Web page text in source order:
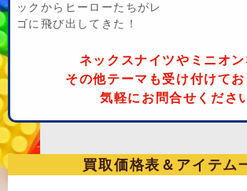
ックからヒーローたちがレ
ゴに飛び出してきた！
ネックスナイツやミニオ
その他テーマも受け付けて
気軽にお問合せくださ
買取価格表＆アイテム